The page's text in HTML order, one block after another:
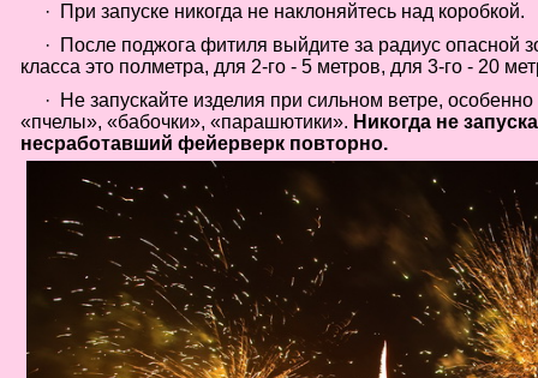
·
При запуске никогда не наклоняйтесь над коробкой.
·
После поджога фитиля выйдите за радиус опасной
класса это полметра, для 2-го - 5 метров, для 3-го - 20
·
Не запускайте изделия при сильном ветре,
«пчелы», «бабочки», «парашютики». Никогда не
несработавший фейерверк повторно.